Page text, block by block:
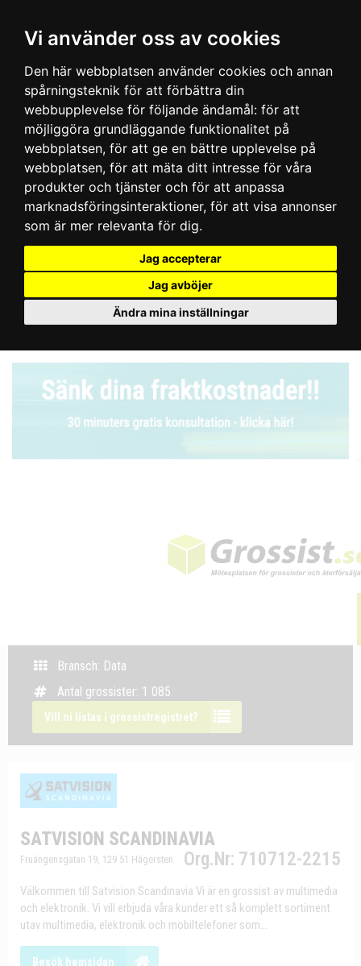
Vi använder oss av cookies
Den här webbplatsen använder cookies och annan
spårningsteknik för att förbättra din
webbupplevelse för följande ändamål: för att
möjliggöra grundläggande funktionalitet på
webbplatsen, för att ge en bättre upplevelse på
webbplatsen, för att mäta ditt intresse för våra
produkter och tjänster och för att anpassa
marknadsföringsinteraktioner, för att visa annonser
som är mer relevanta för dig.
Jag accepterar
Jag avböjer
Ändra mina inställningar
Bransch: Data
Antal grossister: 1 085
Vill ni listas i grossistregistret?
SATVISION SCANDINAVIA
Org.Nr: 710712-2215
Fruängensgatan 19, 129 51 Hägersten
Välkommen till Satvision Scandinavia Vi är en grossist av multimedia
och elektronik. Vi vill erbjuda våra kunder ett så komplett sortiment
utav multimedia, elektronik och mobiltelefoner som...
Besök hemsidan